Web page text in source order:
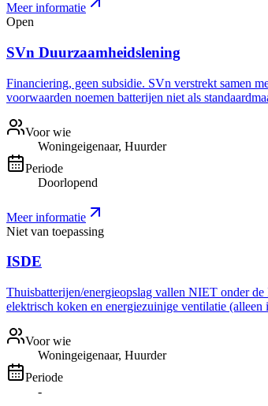
Meer informatie
Open
SVn Duurzaamheidslening
Financiering, geen subsidie. SVn verstrekt samen
voorwaarden noemen batterijen niet als
Voor wie
Woningeigenaar, Huurder
Periode
Doorlopend
Meer informatie
Niet van toepassing
ISDE
Thuisbatterijen/energieopslag vallen NIET onder
elektrisch koken en energiezuinige ventilatie (alleen
Voor wie
Woningeigenaar, Huurder
Periode
-